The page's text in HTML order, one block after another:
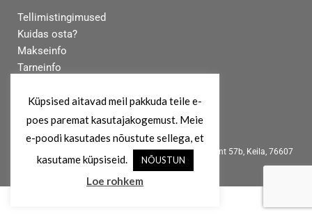
Tellimistingimused
Kuidas osta?
Makseinfo
Tarneinfo
MEIST
Koertekeskus, Rõõmu Kaubamaja, Haapsalu mnt 57b, Keila, 76607
Küpsised aitavad meil pakkuda teile e-
poes paremat kasutajakogemust. Meie
e-poodi kasutades nõustute sellega, et
kasutame küpsiseid.
NÕUSTUN
Loe rohkem